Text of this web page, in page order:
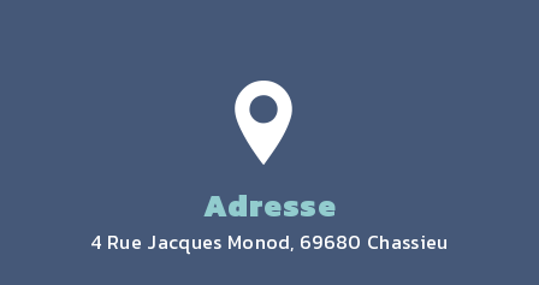
Adresse
4 Rue Jacques Monod, 69680 Chassieu